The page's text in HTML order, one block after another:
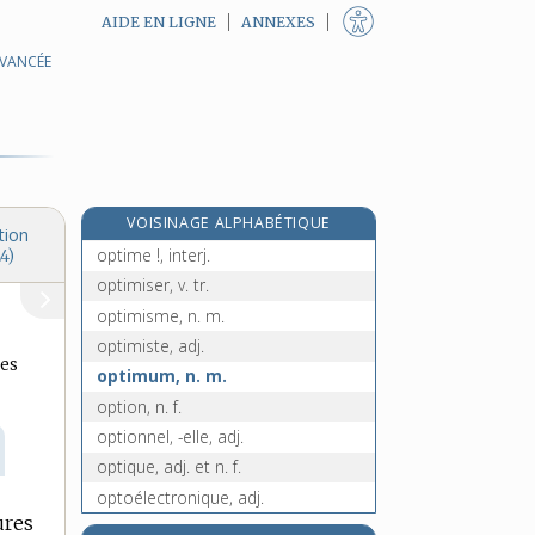
AIDE EN LIGNE ANNEXES
VOISINAGE ALPHABÉTIQUE
optimates, n. m. pl.
optime !, interj.
optimiser, v. tr.
optimisme, n. m.
optimiste, adj.
optimum, n. m.
option, n. f.
optionnel, -elle, adj.
optique, adj. et n. f.
optoélectronique, adj.
optomètre, n. m.